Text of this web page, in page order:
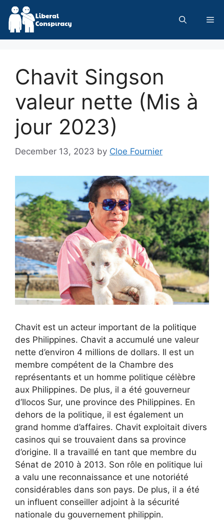
Skip
content
Chavit Singson
valeur nette (Mis à
jour 2023)
December 13, 2023 by Cloe Fournier
Chavit est un acteur important de la politique
des Philippines. Chavit a accumulé une valeur
nette d’environ 4 millions de dollars. Il est un
membre compétent de la Chambre des
représentants et un homme politique célèbre
aux Philippines. De plus, il a été gouverneur
d’Ilocos Sur, une province des Philippines. En
dehors de la politique, il est également un
grand homme d’affaires. Chavit exploitait divers
casinos qui se trouvaient dans sa province
d’origine. Il a travaillé en tant que membre du
Sénat de 2010 à 2013. Son rôle en politique lui
a valu une reconnaissance et une notoriété
considérables dans son pays. De plus, il a été
un influent conseiller adjoint à la sécurité
nationale du gouvernement philippin.